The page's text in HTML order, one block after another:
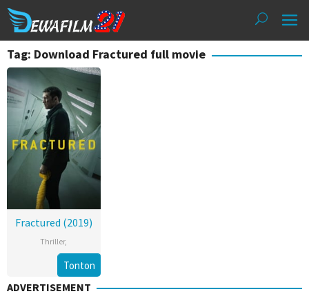
Loncat
ke
konten
Tag: Download Fractured full movie
Fractured (2019)
Thriller,
Tonton
ADVERTISEMENT